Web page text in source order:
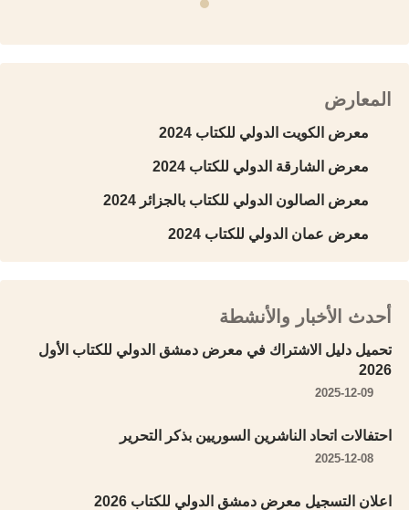
المعارض
معرض الكويت الدولي للكتاب 2024
معرض الشارقة الدولي للكتاب 2024
معرض الصالون الدولي للكتاب بالجزائر 2024
معرض عمان الدولي للكتاب 2024
أحدث الأخبار والأنشطة
تحميل دليل الاشتراك في معرض دمشق الدولي للكتاب الأول
2026
2025-12-09
احتفالات اتحاد الناشرين السوريين بذكر التحرير
2025-12-08
اعلان التسجيل معرض دمشق الدولي للكتاب 2026